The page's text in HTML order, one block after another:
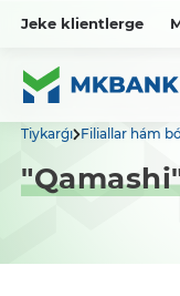
Jeke klientlerge
Tiykarǵı Filiallar hám